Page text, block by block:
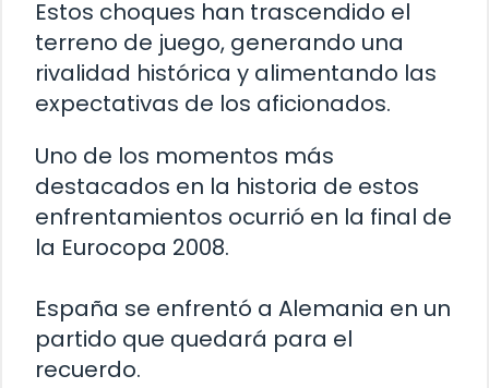
Estos choques han trascendido el
terreno de juego, generando una
rivalidad histórica y alimentando las
expectativas de los aficionados.
Uno de los momentos más
destacados en la historia de estos
enfrentamientos ocurrió en la final de
la Eurocopa 2008.
España se enfrentó a Alemania en un
partido que quedará para el
recuerdo.